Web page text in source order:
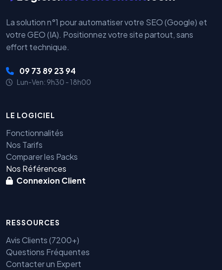
La solution n°1 pour automatiser votre SEO (Google) et
votre GEO (IA). Positionnez votre site partout, sans
effort technique.
09 73 89 23 94
Lun-Ven: 9h30 - 18h00
LE LOGICIEL
Fonctionnalités
Nos Tarifs
Comparer les Packs
Nos Références
Connexion Client
RESSOURCES
Avis Clients (7200+)
Questions Fréquentes
Contacter un Expert